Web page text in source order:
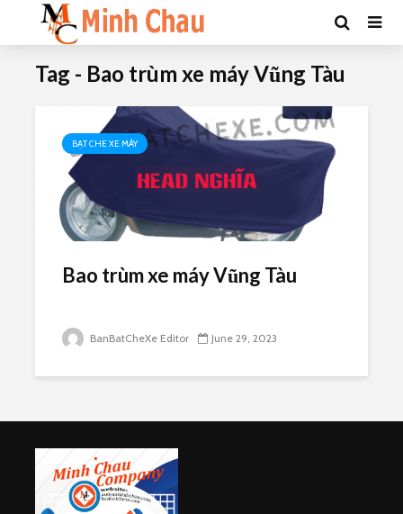
Tag - Bao trùm xe máy Vũng Tàu
BẠT CHE XE MÁY
Bao trùm xe máy Vũng Tàu
BanBatCheXe Editor June 29, 2023